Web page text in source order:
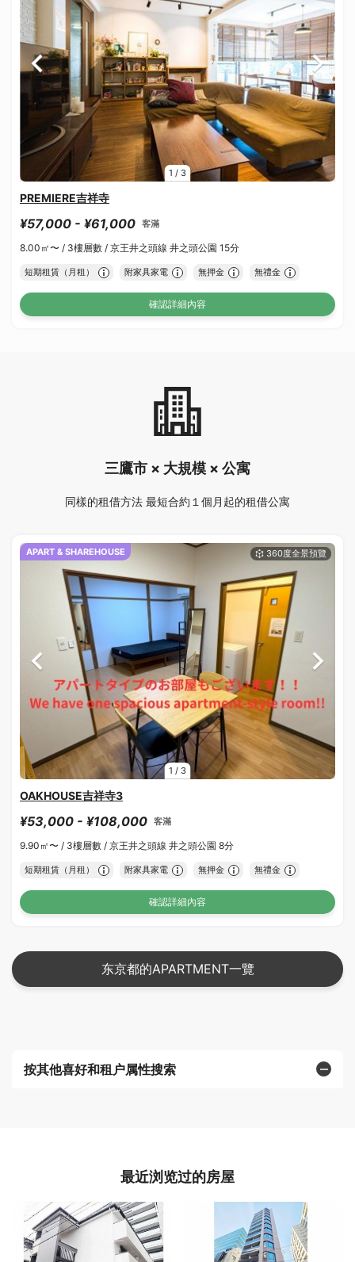
1 / 3
PREMIERE吉祥寺
¥57,000 - ¥61,000 客滿
8.00㎡〜 / 3樓層數 / 京王井之頭線 井之頭公園 15分
短期租賃（月租） 附家具家電 無押金 無禮金
確認詳細內容
三鷹市 × 大規模 × 公寓
同樣的租借方法 最短合約１個月起的租借公寓
1 / 3
APART & SHAREHOUSE
OAKHOUSE吉祥寺3
¥53,000 - ¥108,000 客滿
9.90㎡〜 / 3樓層數 / 京王井之頭線 井之頭公園 8分
短期租賃（月租） 附家具家電 無押金 無禮金
確認詳細內容
东京都的APARTMENT一覽
按其他喜好和租户属性搜索
最近浏览过的房屋